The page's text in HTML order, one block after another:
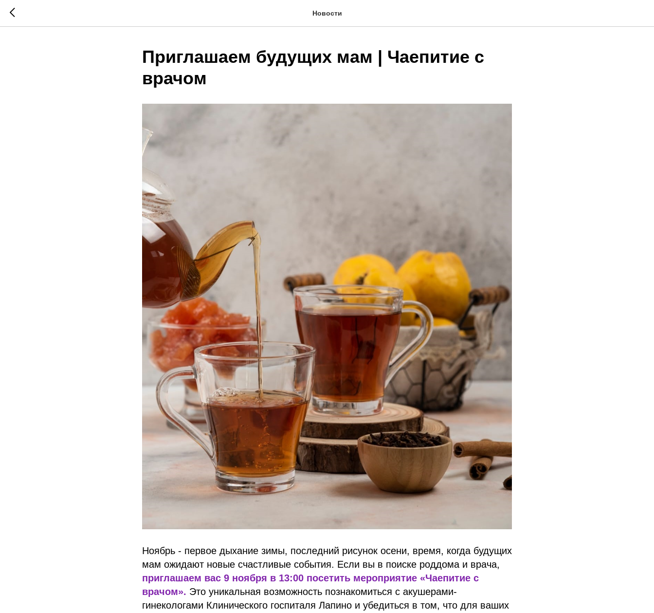
Новости
Приглашаем будущих мам | Чаепитие с
врачом
Ноябрь - первое дыхание зимы, последний рисунок осени, время, когда будущих
мам ожидают новые счастливые события. Если вы в поиске роддома и врача,
приглашаем вас 9 ноября в 13:00 посетить мероприятие «Чаепитие с
врачом». Это уникальная возможность познакомиться с акушерами-
гинекологами Клинического госпиталя Лапино и убедиться в том, что для ваших